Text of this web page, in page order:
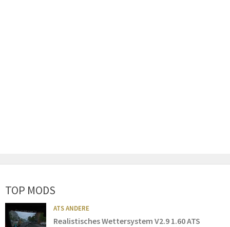
TOP MODS
ATS ANDERE
Realistisches Wettersystem V2.9 1.60 ATS